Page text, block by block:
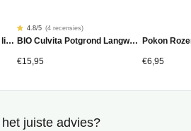
BIO Culvita Rozengrond 40 liter Gewaardeerd
4.75
gebaseerd
op
4
4.8/5 (4 recensies)
BIO Culvita Potgrond Langwerkend 40 liter
€15,95
Pokon
€6,95
juiste advies?